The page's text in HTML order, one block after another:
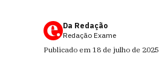
Da Redação
Redação Exame
Publicado em 18 de julho de 2025